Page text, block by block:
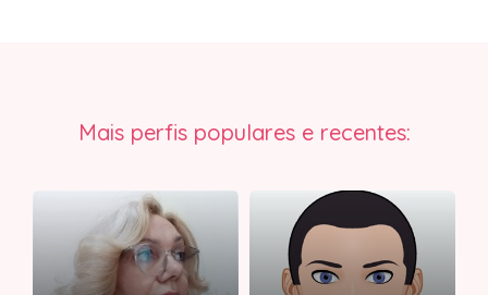
Mais perfis populares e recentes: